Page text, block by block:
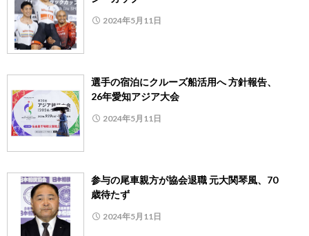
2024年5月11日
選手の宿泊にクルーズ船活用へ 方針報告、
26年愛知アジア大会
2024年5月11日
参与の尾車親方が協会退職 元大関琴風、70
歳待たず
2024年5月11日